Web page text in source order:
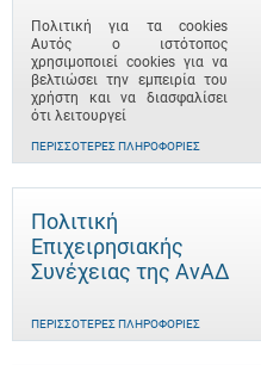
Πολιτική για τα cookies
Αυτός ο ιστότοπος
χρησιμοποιεί cookies για να
βελτιώσει την εμπειρία του
χρήστη και να διασφαλίσει
ότι λειτουργεί
ΠΕΡΙΣΣΌΤΕΡΕΣ ΠΛΗΡΟΦΟΡΊΕΣ
Πολιτική
Επιχειρησιακής
Συνέχειας της ΑνΑΔ
ΠΕΡΙΣΣΌΤΕΡΕΣ ΠΛΗΡΟΦΟΡΊΕΣ